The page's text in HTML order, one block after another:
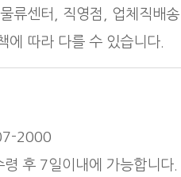
류센터, 직영점, 업체직배
에 따라 다를 수 있습니다.
2000
후 7일이내에 가능합니다.